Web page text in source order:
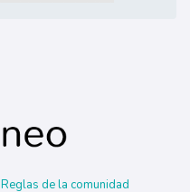
Reglas de la comunidad